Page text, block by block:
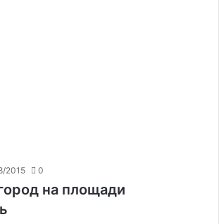
2015 0
на площади